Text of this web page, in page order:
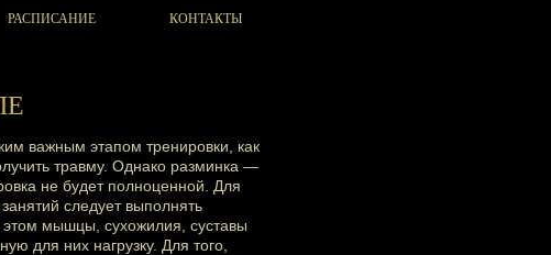
РАСПИСАНИЕ КОНТАКТЫ
важным этапом тренировки , как
травму. Однако разминка —
не будет полноценной. Для
следует выполнять
мышцы, сухожилия, суставы
для них нагрузку. Для того,